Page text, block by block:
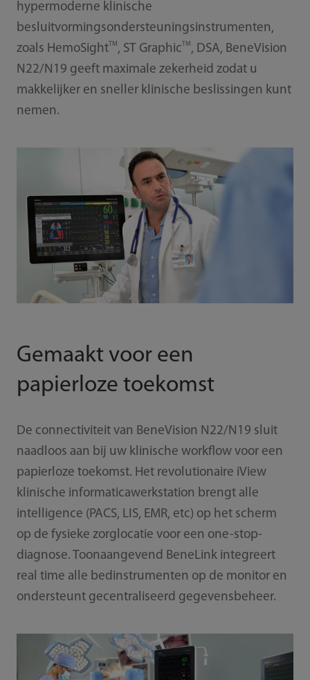
hypermoderne klinische
besluitvormingsondersteuningsinstrumenten,
zoals HemoSightTM , ST Graphic TM , DSA, BeneVision
N22/N19 geeft maximale zekerheid zodat u
makkelijker en sneller klinische beslissingen kunt
nemen.
Gemaakt voor een
papierloze toekomst
De connectiviteit van BeneVision N22/N19 sluit
naadloos aan bij uw klinische workflow voor een
papierloze toekomst. Het revolutionaire iView
klinische informaticawerkstation brengt alle
intelligence (PACS, LIS, EMR, etc) op het scherm
op de fysieke zorglocatie voor een one-stop-
diagnose. Toonaangevend BeneLink integreert
real time alle bedinstrumenten op de monitor en
ondersteunt gecentraliseerd gegevensbeheer.